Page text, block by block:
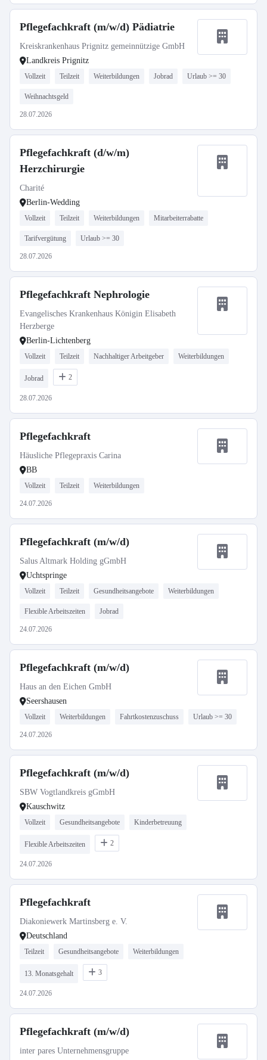
Pflegefachkraft (m/w/d) Pädiatrie
Kreiskrankenhaus Prignitz gemeinnützige GmbH
Landkreis Prignitz
Vollzeit Teilzeit Weiterbildungen Jobrad Urlaub >= 30
Weihnachtsgeld
28.07.2026
Pflegefachkraft (d/w/m)
Herzchirurgie
Charité
Berlin-Wedding
Vollzeit Teilzeit Weiterbildungen Mitarbeiterrabatte
Tarifvergütung Urlaub >= 30
28.07.2026
Pflegefachkraft Nephrologie
Evangelisches Krankenhaus Königin Elisabeth
Herzberge
Berlin-Lichtenberg
Vollzeit Teilzeit Nachhaltiger Arbeitgeber Weiterbildungen
Jobrad 2
28.07.2026
Pflegefachkraft
Häusliche Pflegepraxis Carina
BB
Vollzeit Teilzeit Weiterbildungen
24.07.2026
Pflegefachkraft (m/w/d)
Salus Altmark Holding gGmbH
Uchtspringe
Vollzeit Teilzeit Gesundheitsangebote Weiterbildungen
Flexible Arbeitszeiten Jobrad
24.07.2026
Pflegefachkraft (m/w/d)
Haus an den Eichen GmbH
Seershausen
Vollzeit Weiterbildungen Fahrtkostenzuschuss Urlaub >= 30
24.07.2026
Pflegefachkraft (m/w/d)
SBW Vogtlandkreis gGmbH
Kauschwitz
Vollzeit Gesundheitsangebote Kinderbetreuung
Flexible Arbeitszeiten 2
24.07.2026
Pflegefachkraft
Diakoniewerk Martinsberg e. V.
Deutschland
Teilzeit Gesundheitsangebote Weiterbildungen
13. Monatsgehalt 3
24.07.2026
Pflegefachkraft (m/w/d)
inter pares Unternehmensgruppe